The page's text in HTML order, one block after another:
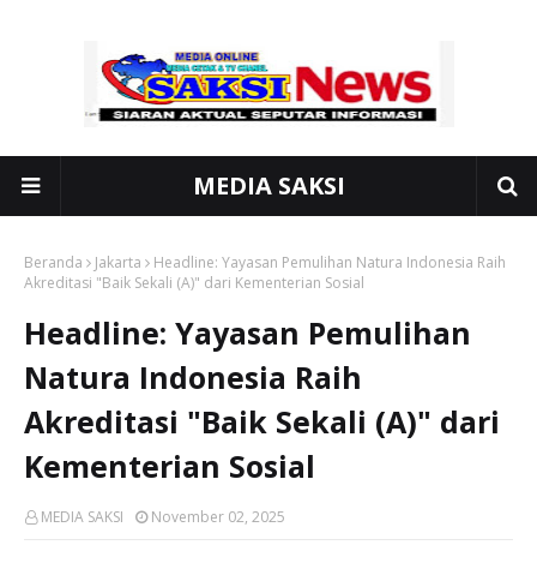
MEDIA SAKSI
Beranda Jakarta
Headline: Yayasan Pemulihan Natura Indonesia Raih
Akreditasi "Baik Sekali (A)" dari Kementerian Sosial
Headline: Yayasan Pemulihan
Natura Indonesia Raih
Akreditasi "Baik Sekali (A)" dari
Kementerian Sosial
MEDIA SAKSI November 02, 2025